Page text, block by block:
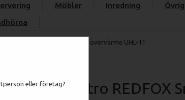
eller företag?
Möbler Inredning
Snack Pommesvärmeri med övervärme UHL-11
RM Gastro REDFOX